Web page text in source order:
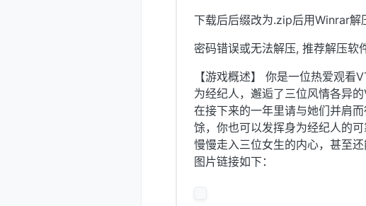
下载后后缀改为.zip后用Winrar解
密码错误或无法解压, 推荐解压软
【游戏概述】 你是一位热爱观
为经纪人，邂逅了三位风情各异的
在接下来的一年里请与她们并肩
馀，你也可以发挥身为经纪人的可
慢慢走入三位女生的内心，甚至
图片链接如下：